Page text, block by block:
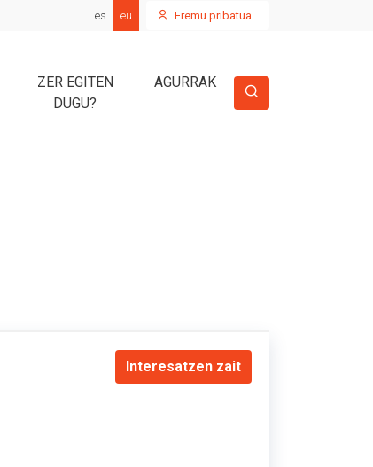
es eu Eremu pribatua
ZER EGITEN
DUGU?
AGURRAK
Interesatzen zait